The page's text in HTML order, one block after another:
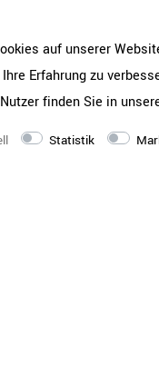
auf unserer
Erfahrung zu
finden Sie in
Statistik